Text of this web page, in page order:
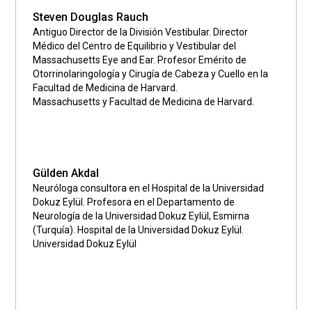
Steven Douglas Rauch
Antiguo Director de la División Vestibular. Director
Médico del Centro de Equilibrio y Vestibular del
Massachusetts Eye and Ear. Profesor Emérito de
Otorrinolaringología y Cirugía de Cabeza y Cuello en la
Facultad de Medicina de Harvard.
Massachusetts y Facultad de Medicina de Harvard.
Gülden Akdal
Neuróloga consultora en el Hospital de la Universidad
Dokuz Eylül. Profesora en el Departamento de
Neurología de la Universidad Dokuz Eylül, Esmirna
(Turquía). Hospital de la Universidad Dokuz Eylül.
Universidad Dokuz Eylül